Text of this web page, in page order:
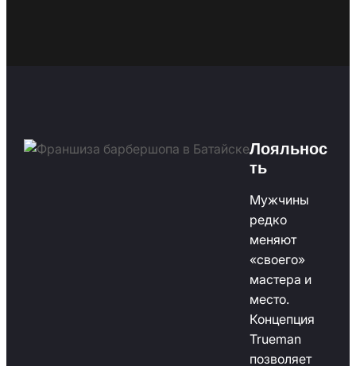
Лояльнос
ть
Мужчины
редко
меняют
«своего»
мастера и
место.
Концепция
Trueman
позволяет